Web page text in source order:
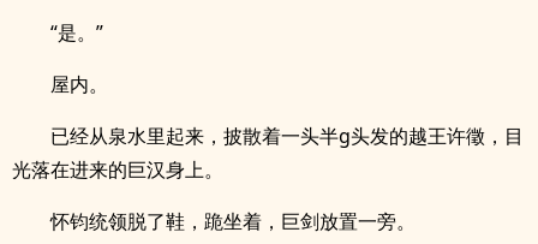
“是。”
屋内。
已经从泉水里起来，披散着一头半g头发的越王许徵，目
光落在进来的巨汉身上。
怀钧统领脱了鞋，跪坐着，巨剑放置一旁。